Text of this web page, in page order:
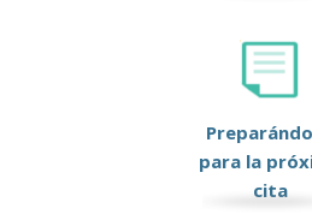
para la
cita